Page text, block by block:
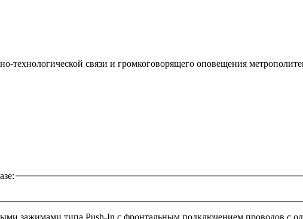
технологической связи и громкоговорящего оповещения